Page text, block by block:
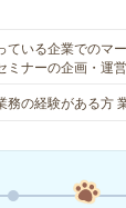
ている企業でのマ
ミナーの企画・運
務の経験がある方